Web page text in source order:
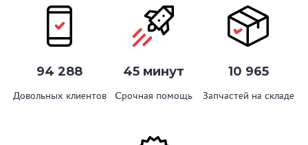
94 288
Довольных клиентов
45 минут
Срочная помощь
10 965
Запчастей на складе